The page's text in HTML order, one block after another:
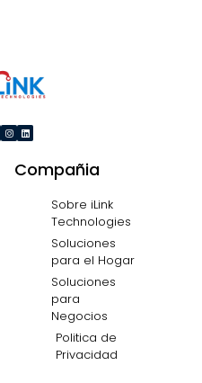
Compañia
Sobre iLink
Technologies
Soluciones
para el Hogar
Soluciones
para
Negocios
Politica de
Privacidad